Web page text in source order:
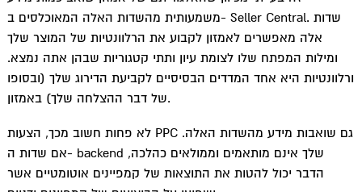
משמעותית מהשדות האלה המאוכלסים ב- Seller Central. שדות
אלה מאפשרים לאמזון לקבוע את הרלוונטיות של המוצר שלך
ומילות המפתח שלו לצומת עיון ותתי קטגוריות שבהן אתה נמצא.
ורלוונטיות היא אחד המדדים הבסיסיים לקביעת הדירוג שלך (ובסופו
של דבר ההצלחה שלך) באמזון.
לא פחות חשוב מכך, הצעות PPC גם שואבות מידע מהשדות האלה.
אם שדות ה- backend שלך אינם מותאמים וממולאים כהלכה,
הדבר יכול להטות את התוצאות של קמפיינים אוטומטיים אשר